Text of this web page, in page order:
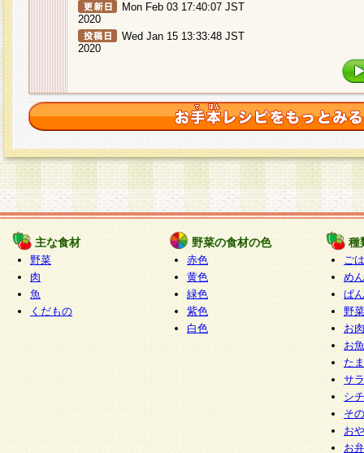
Mon Feb 03 17:40:07 JST
2020
Wed Jan 15 13:33:48 JST
2020
主な食材
野菜
肉
魚
くだもの
野菜の食材の色
赤色
黄色
緑色
紫色
白色
種
ご
めん
ぱん
野
お
お
た
サ
シ
そ
お
お